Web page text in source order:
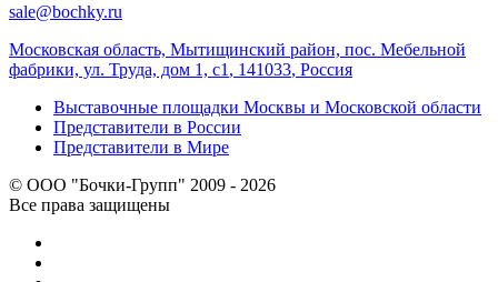
sale@bochky.ru
Московская область, Мытищинский район, пос. Мебельной
фабрики, ул. Труда, дом 1, с1 , 141033, Россия
Выставочные площадки Москвы и Московской области
Представители в России
Представители в Мире
© ООО "Бочки-Групп" 2009 - 2026
Все права защищены